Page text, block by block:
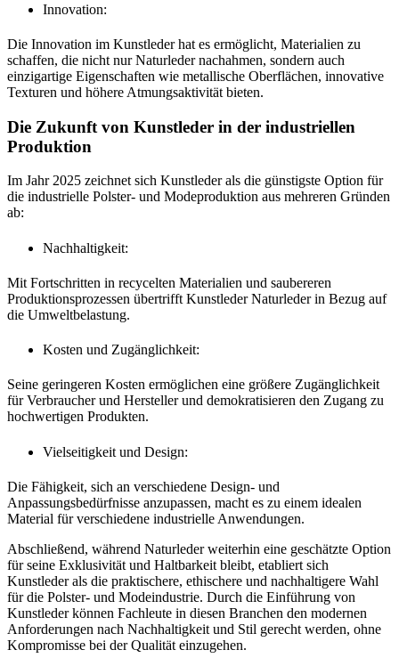
Innovation:
Die Innovation im Kunstleder hat es ermöglicht, Materialien zu
schaffen, die nicht nur Naturleder nachahmen, sondern auch
einzigartige Eigenschaften wie metallische Oberflächen, innovative
Texturen und höhere Atmungsaktivität bieten.
Die Zukunft von Kunstleder in der industriellen
Produktion
Im Jahr 2025 zeichnet sich Kunstleder als die günstigste Option für
die industrielle Polster- und Modeproduktion aus mehreren Gründen
ab:
Nachhaltigkeit:
Mit Fortschritten in recycelten Materialien und saubereren
Produktionsprozessen übertrifft Kunstleder Naturleder in Bezug auf
die Umweltbelastung.
Kosten und Zugänglichkeit:
Seine geringeren Kosten ermöglichen eine größere Zugänglichkeit
für Verbraucher und Hersteller und demokratisieren den Zugang zu
hochwertigen Produkten.
Vielseitigkeit und Design:
Die Fähigkeit, sich an verschiedene Design- und
Anpassungsbedürfnisse anzupassen, macht es zu einem idealen
Material für verschiedene industrielle Anwendungen.
Abschließend, während Naturleder weiterhin eine geschätzte Option
für seine Exklusivität und Haltbarkeit bleibt, etabliert sich
Kunstleder als die praktischere, ethischere und nachhaltigere Wahl
für die Polster- und Modeindustrie. Durch die Einführung von
Kunstleder können Fachleute in diesen Branchen den modernen
Anforderungen nach Nachhaltigkeit und Stil gerecht werden, ohne
Kompromisse bei der Qualität einzugehen.